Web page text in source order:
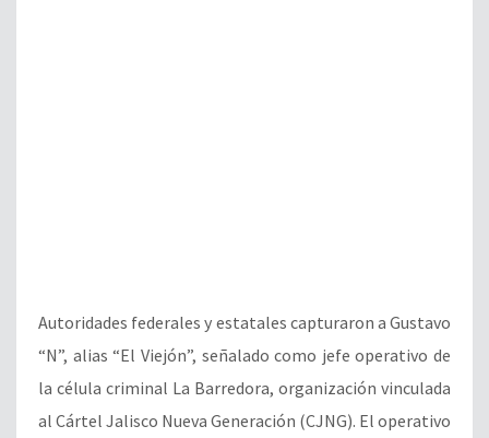
con el gabinete de seguridad federal, “El […]
LEER NOTA